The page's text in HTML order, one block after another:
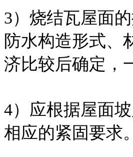
3）烧结瓦屋面
防水构造形式、
济比较后确定，
4）应根据屋面
相应的紧固要求。